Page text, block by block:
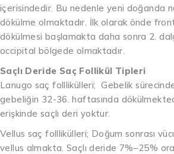
içerisindedir. Bu nedenle yeni doğanda
dökülme olmaktadır. İlk olarak önde
dökülmesi başlamakta daha sonra 2.
occipital bölgede olmaktadır.
Saçlı Deride Saç Follikül Tipleri
Lanugo saç folllikülleri; Gebelik
gebeliğin 32-36. haftasında
erişkinde saçlı deri yoktur.
Vellus saç folllikülleri; Doğum sonrası
vellus almakta. Saçlı deride 7%–25%